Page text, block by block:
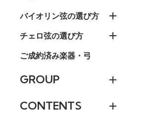
バイオリン弦の選び方
チェロ弦の選び方
ご成約済み楽器・弓
GROUP
CONTENTS